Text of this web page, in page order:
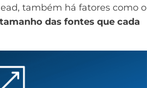
também há fatores como o
das fontes que cada